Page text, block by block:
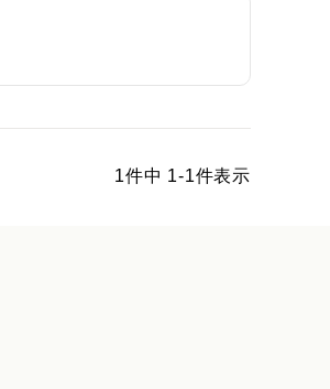
1件中 1-1件表示